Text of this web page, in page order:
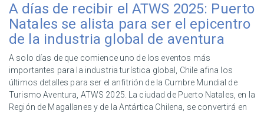
A días de recibir el ATWS 2025: Puerto
Natales se alista para ser el epicentro
de la industria global de aventura
A solo días de que comience uno de los eventos más
importantes para la industria turística global, Chile afina los
últimos detalles para ser el anfitrión de la Cumbre Mundial de
Turismo Aventura, ATWS 2025. La ciudad de Puerto Natales, en la
Región de Magallanes y de la Antártica Chilena, se convertirá en